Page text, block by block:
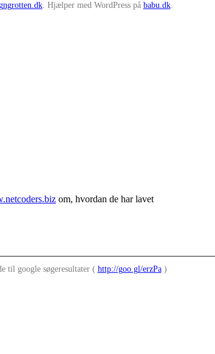
. Hjælper med WordPress på babu.dk.
om, hvordan de har lavet
til google søgeresultater ( http://goo.gl/erzPa)